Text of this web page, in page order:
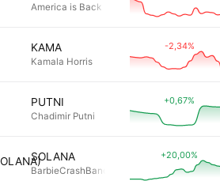
America is Back
KAMA
Kamala Horris
-2,34%
PUTNI
Chadimir Putni
+0,67%
SOLANA
BarbieCrashBandicootRFK88
+20,00%